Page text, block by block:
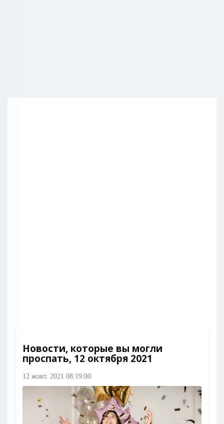
Новости, которые вы могли
проспать, 12 октября 2021
12 жовт. 2021 08:19:00